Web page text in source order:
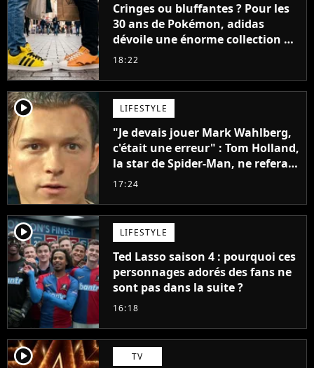
Cringes ou bluffantes ? Pour les
30 ans de Pokémon, adidas
dévoile une énorme collection de
sneakers et je ne sais pas quoi en
18:22
player2 LIFESTYLE
"Je devais jouer Mark Wahlberg,
c'était une erreur" : Tom Holland,
la star de Spider-Man, ne referait
pas ce blockbuster
17:24
player2 LIFESTYLE
Ted Lasso saison 4 : pourquoi ces
personnages adorés des fans ne
sont pas dans la suite ?
16:18
player2 TV